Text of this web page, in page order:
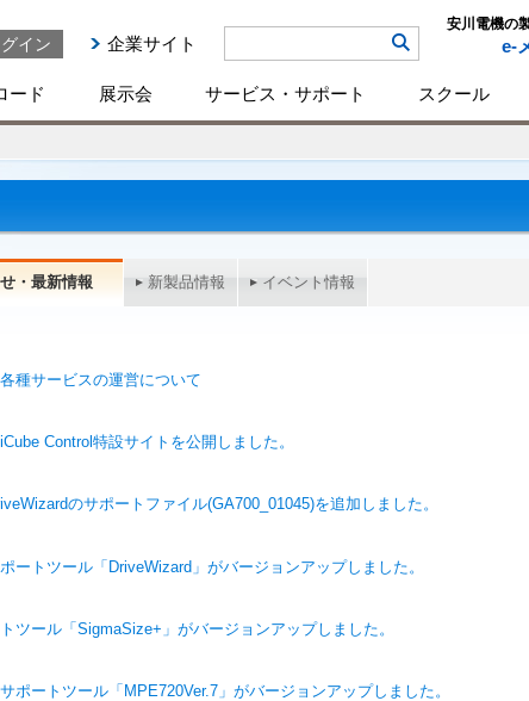
イン 企業サイト
安川電機の
e-
ード 展示会 サービス・サポート スクール
・最新情報 新製品情報 イベント情報
種サービスの運営について
Control特設サイトを公開しました。
のサポートファイル(GA700_01045)を追加しました。
ートツール「DriveWizard」がバージョンアップしました。
ツール「SigmaSize+」がバージョンアップしました。
ポートツール「MPE720Ver.7」がバージョンアップしました。